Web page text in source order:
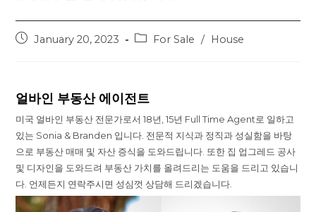
PostJanuary 20, 2023
PostFor Sale / House
얼바인 부동산 에이전트
미국 얼바인 부동산 전문가로서 18년, 15년 Full Time Agent로 일하고
있는 Sonia & Branden 입니다. 전문적 지식과 정직과 성실함을 바탕
으로 부동산 매매 및 자산 증식을 도와드립니다. 또한 집 업그레드 공사
및 디자인을 도와드려 부동산 가치를 올려드리는 도움을 드리고 있습니
다. 언제든지 연락주시면 성심껏 상담해 드리겠습니다.